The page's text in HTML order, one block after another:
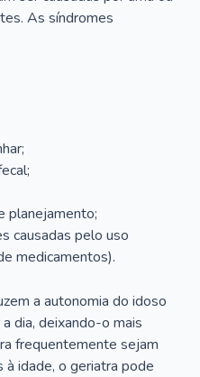
As síndromes
planejamento;
causadas pelo uso
medicamentos).
a autonomia do idoso
dia, deixando-o mais
frequentemente sejam
idade, o geriatra pode